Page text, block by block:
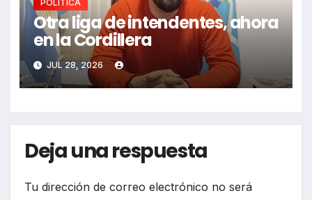
POLÍTICA
Otra liga de intendentes, ahora
en la Cordillera
JUL 28, 2026
Deja una respuesta
Tu dirección de correo electrónico no será